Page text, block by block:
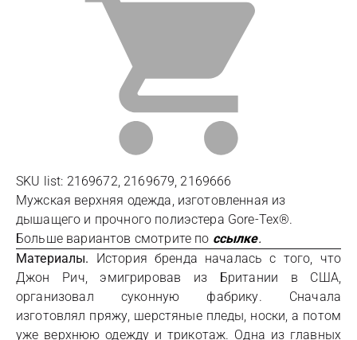
SKU list: 2169672, 2169679, 2169666
Мужская верхняя одежда, изготовленная из
дышащего и прочного полиэстера Gore-Tex®.
Больше вариантов смотрите по ссылке.
Материалы. История бренда началась с того, что
Джон Рич, эмигрировав из Британии в США,
организовал суконную фабрику. Сначала
изготовлял пряжу, шерстяные пледы, носки, а потом
уже верхнюю одежду и трикотаж. Одна из главных